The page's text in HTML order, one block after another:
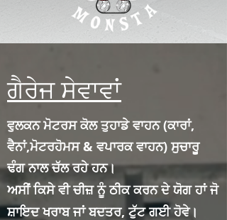
ਗੈਰੇਜ ਸੇਵਾਵਾਂ
ਵੁਲਕਨ ਮੋਟਰਸ ਕੋਲ ਤੁਹਾਡੇ ਵਾਹਨ (ਕਾਰਾਂ,
ਵੈਨਾਂ,ਮੋਟਰਹੋਮਸ& ਵਪਾਰਕ ਵਾਹਨ) ਸੁਚਾਰੂ
ਢੰਗ ਨਾਲ ਚੱਲ ਰਹੇ ਹਨ।
ਅਸੀਂ ਕਿਸੇ ਵੀ ਚੀਜ਼ ਨੂੰ ਠੀਕ ਕਰਨ ਦੇ ਯੋਗ ਹਾਂ ਜੋ
ਸ਼ਾਇਦ ਖਰਾਬ ਜਾਂ ਬਦਤਰ, ਟੁੱਟ ਗਈ ਹੋਵੇ।